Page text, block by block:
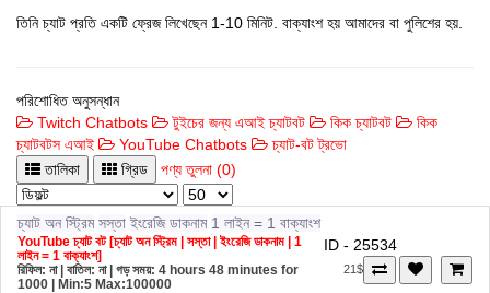
Twitch Chatbots
চ্যাটবটস এআই
YouTube Chatbots
চ্যাট-বট ট্রভো
তালিকা
গ্রিড পণ্য তুলনা (0)
চ্যাট অন স্ট্রিম সস্তা ইংরেজি ডাকনাম 1 লাইন = 1 বাক্যাংশ
YouTube চ্যাট বট [চ্যাট অন স্ট্রিম | সস্তা | ইংরেজি ডাকনাম | 1
লাইন = 1 বাক্যাংশ]
রিফিল: না | বাতিল: না | গড় সময়: 4 hours 48 minutes for
1000 | Min:5 Max:100000
21$